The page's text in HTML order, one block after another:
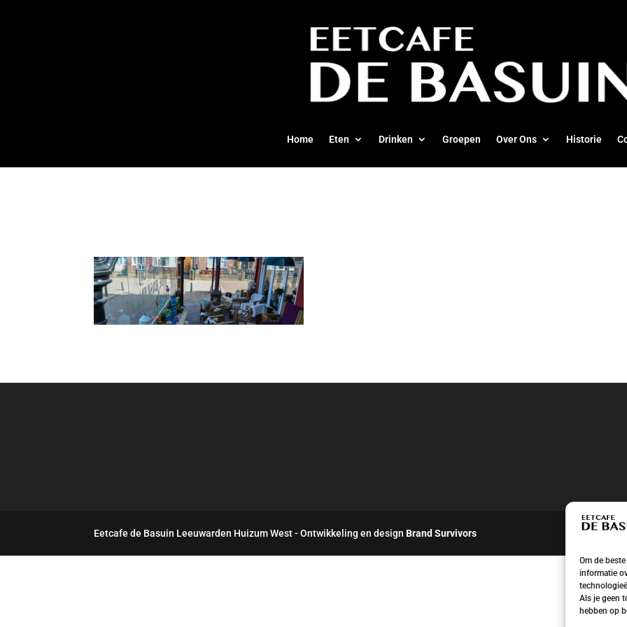
Om de
informatie
Als je geen
hebben op
Home Eten Drinken Groepen Over Ons Historie
Eetcafe de Basuin Leeuwarden Huizum West - Ontwikkeling en designBrand Survivors